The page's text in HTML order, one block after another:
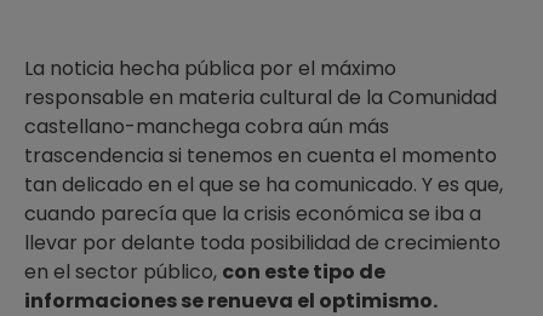
La noticia hecha pública por el máximo
responsable en materia cultural de la Comunidad
castellano-manchega cobra aún más
trascendencia si tenemos en cuenta el momento
tan delicado en el que se ha comunicado. Y es que,
cuando parecía que la crisis económica se iba a
llevar por delante toda posibilidad de crecimiento
en el sector público, con este tipo de
informaciones se renueva el optimismo.